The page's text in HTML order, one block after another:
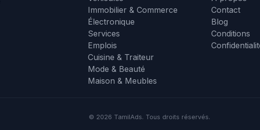
Immobilier & Commerce
Électronique
Services
Emplois
Cuisine & Traiteur
Mode & Beauté
Maison & Meubles
Contact
Blog
Conditions
© 2026 TamilAds. Tous droits réservés.